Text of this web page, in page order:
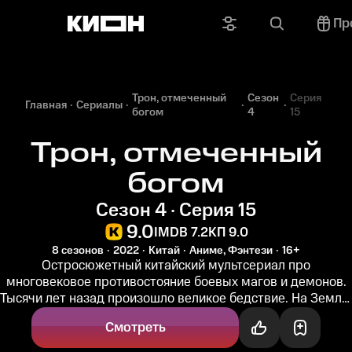
Главная Сериалы Трон, отмеченный
богом
Сезон
4
Серия
15
Трон, отмеченный
богом
Сезон 4 · Серия 15
9.0IMDB 7.2КП 9.0
8 сезонов 2022 Китай Аниме, Фэнтези 16+
Остросюжетный китайский мультсериал про
многовековое противостояние боевых магов и демонов.
Тысячи лет назад произошло великое бедствие. На Землю
явились 72 демона, и всё...
Смотреть